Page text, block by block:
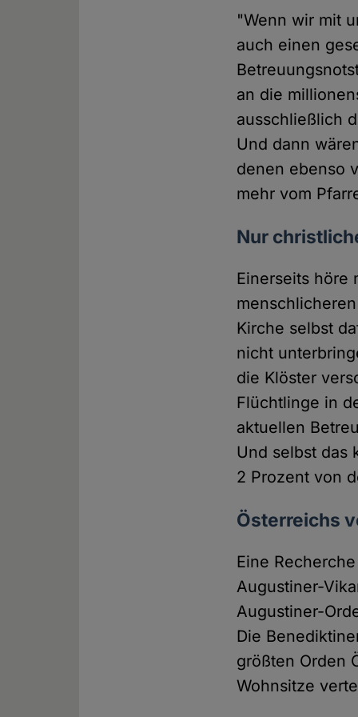
"Wenn wir mit
auch einen
an die
ausschließlich
Und dann
denen ebenso
mehr vom
Nur
Einerseits höre
Kirche selbst
nicht
die Klöster
Flüchtlinge in
aktuellen
Und selbst das
2 Prozent von
Österreichs
Eine
Augustiner-
Augustiner-
Die
größten Orden
Wohnsitze